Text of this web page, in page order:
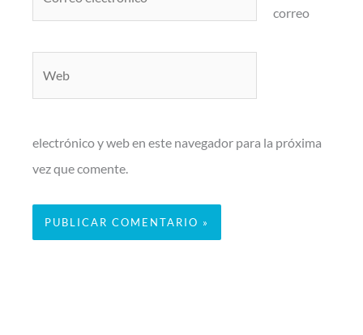
correo
electrónico y web en este navegador para la próxima
vez que comente.